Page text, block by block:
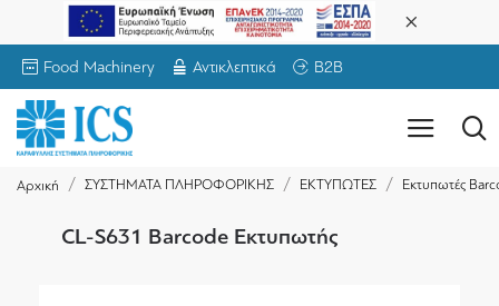
Food Machinery Αντικλεπτικά B2B
Αρχική ΣΥΣΤΗΜΑΤΑ ΠΛΗΡΟΦΟΡΙΚΗΣ ΕΚΤΥΠΩΤΕΣ Εκτυπωτές
CL-S631 Barcode Εκτυπωτής